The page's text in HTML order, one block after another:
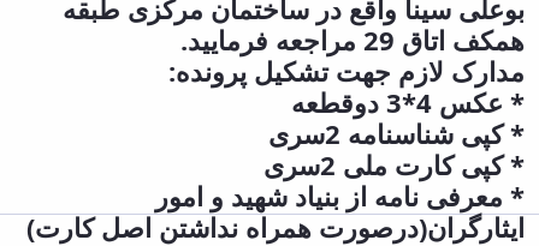
بوعلی سینا واقع در ساختمان مرکزی طبقه
همکف اتاق 29 مراجعه فرمایید.
مدارک لازم جهت تشکیل پرونده:
* عکس 4*3 دوقطعه
* کپی شناسنامه 2سری
* کپی کارت ملی 2سری
* معرفی نامه از بنیاد شهید و امور
ایثارگران(درصورت همراه نداشتن اصل کارت)